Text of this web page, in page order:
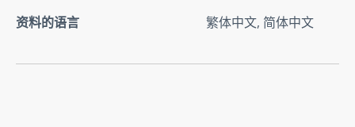
资料的语言
繁体中文, 简体中文